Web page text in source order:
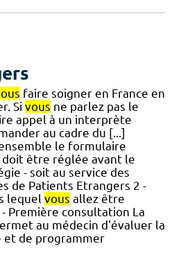
faire soigner en France en
Si vous ne parlez pas le
appel à un interprète
au cadre du [...]
le formulaire
être réglée avant le
- soit au service des
de Patients Etrangers 2 -
lequel vous allez être
Première consultation La
au médecin d'évaluer la
et de programmer